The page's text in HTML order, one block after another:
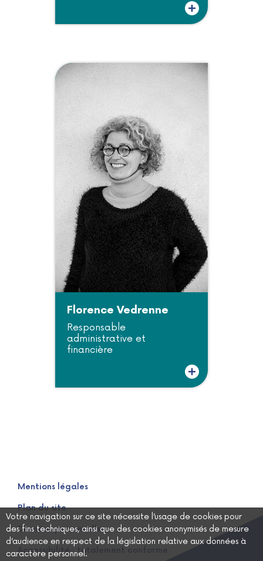
Votre navigation sur ce site nécessite l’usage de cookies pour
des fins techniques, ainsi que des cookies anonymisés de mesure
d’audience en respect de la législation relative aux données à
caractère personnel.
Plus d'informations sur Sophie Tardy
Florence Vedrenne
Responsable
administrative et
financière
Plus d'informations sur Florence Vedrenne
Mentions légales
Plan du site
Données personnelles
Accessibilité : totalement conforme